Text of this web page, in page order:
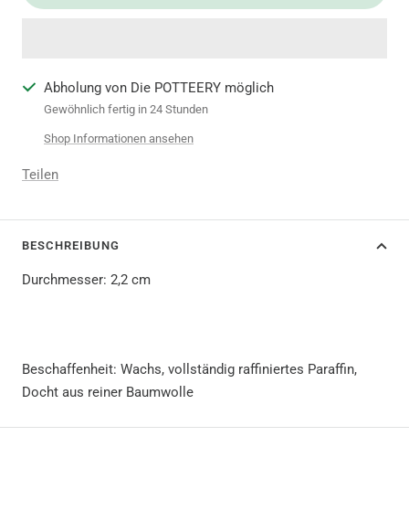
Abholung von Die POTTEERY möglich
Gewöhnlich fertig in 24 Stunden
Shop Informationen ansehen
Teilen
BESCHREIBUNG
Durchmesser: 2,2 cm
Beschaffenheit: Wachs, vollständig raffiniertes Paraffin,
Docht aus reiner Baumwolle